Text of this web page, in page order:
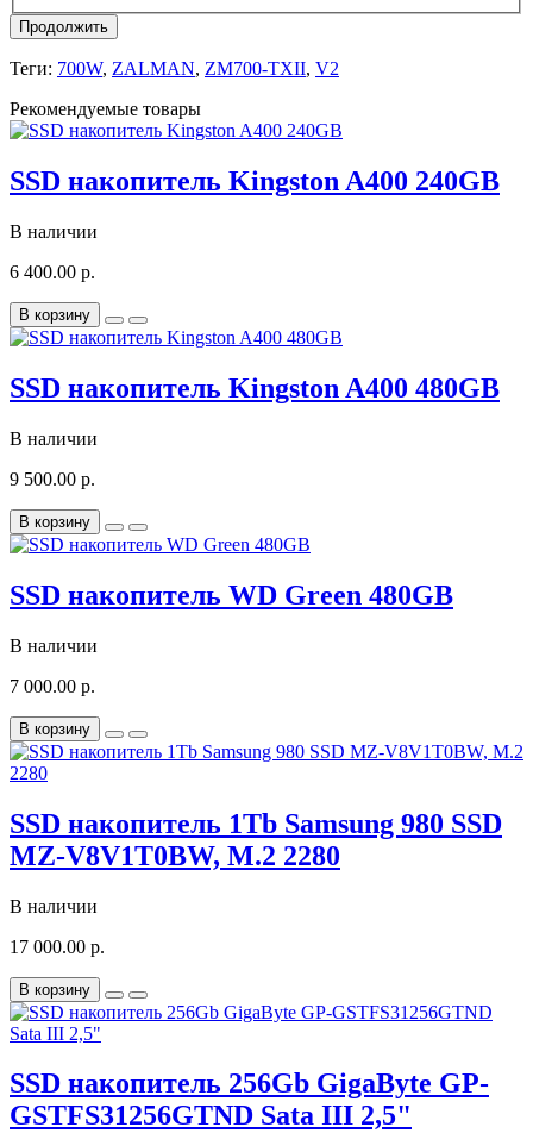
Продолжить
Теги: 700W, ZALMAN, ZM700-TXII, V2
Рекомендуемые товары
SSD накопитель Kingston A400 240GB
В наличии
6 400.00 р.
В корзину
SSD накопитель Kingston A400 480GB
В наличии
9 500.00 р.
В корзину
SSD накопитель WD Green 480GB
В наличии
7 000.00 р.
В корзину
SSD накопитель 1Tb Samsung 980 SSD
MZ-V8V1T0BW, M.2 2280
В наличии
17 000.00 р.
В корзину
SSD накопитель 256Gb GigaByte GP-
GSTFS31256GTND Sata III 2,5"